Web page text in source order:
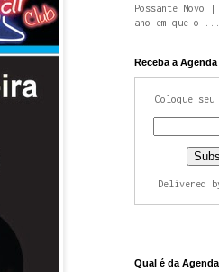
Possante Novo |
ano em que o ...
Receba a
Coloque
Delivered
Qual é da